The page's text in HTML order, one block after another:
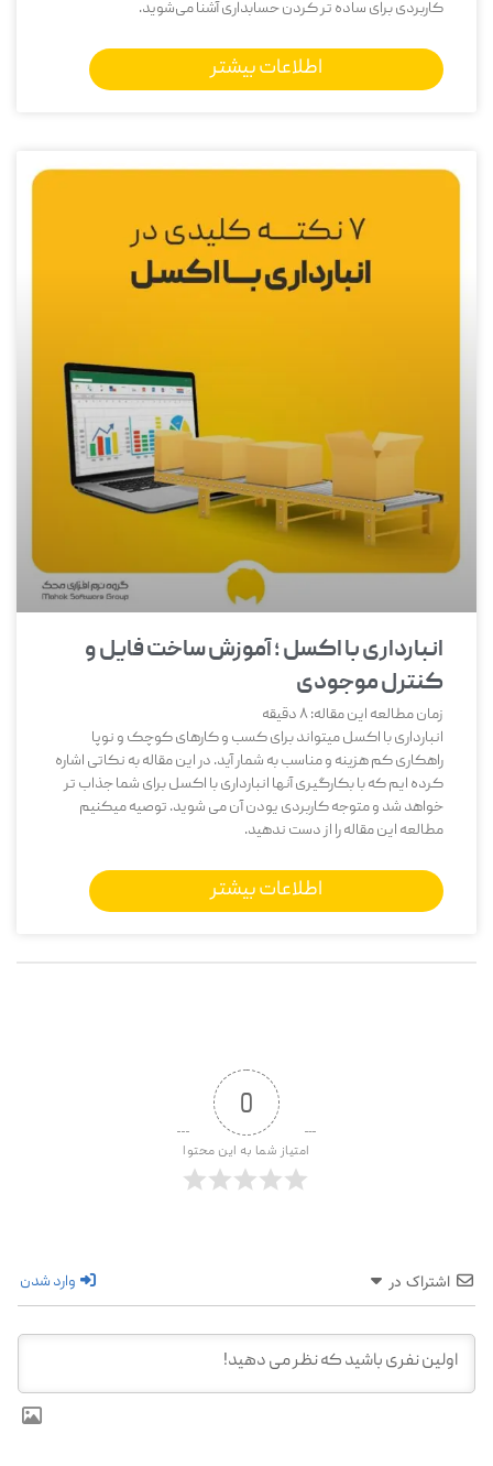
کاربردی برای ساده تر کردن حسابداری آشنا می‌شوید.
اطلاعات بیشتر
انبارداری با اکسل ؛ آموزش ساخت فایل و
کنترل موجودی
زمان مطالعه این مقاله:8دقیقه
انبارداری با اکسل میتواند برای کسب و کارهای کوچک و نوپا
راهکاری کم هزینه و مناسب به شمار آید. در این مقاله به نکاتی اشاره
کرده ایم که با بکارگیری آنها انبارداری با اکسل برای شما جذاب تر
خواهد شد و متوجه کاربردی یودن آن می شوید. توصیه میکنیم
مطالعه این مقاله را از دست ندهید.
اطلاعات بیشتر
0
امتیاز شما به این محتوا
اشتراک در وارد شدن